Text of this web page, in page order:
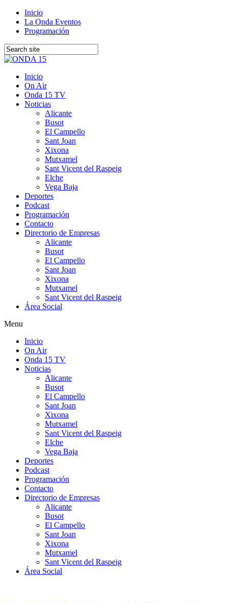
Inicio
La Onda Eventos
Programación
Inicio
On Air
Onda 15 TV
Noticias
Alicante
Busot
El Campello
Sant Joan
Xixona
Mutxamel
Sant Vicent del Raspeig
Elche
Vega Baja
Deportes
Podcast
Programación
Contacto
Directorio de Empresas
Alicante
Busot
El Campello
Sant Joan
Xixona
Mutxamel
Sant Vicent del Raspeig
Área Social
Menu
Inicio
On Air
Onda 15 TV
Noticias
Alicante
Busot
El Campello
Sant Joan
Xixona
Mutxamel
Sant Vicent del Raspeig
Elche
Vega Baja
Deportes
Podcast
Programación
Contacto
Directorio de Empresas
Alicante
Busot
El Campello
Sant Joan
Xixona
Mutxamel
Sant Vicent del Raspeig
Área Social